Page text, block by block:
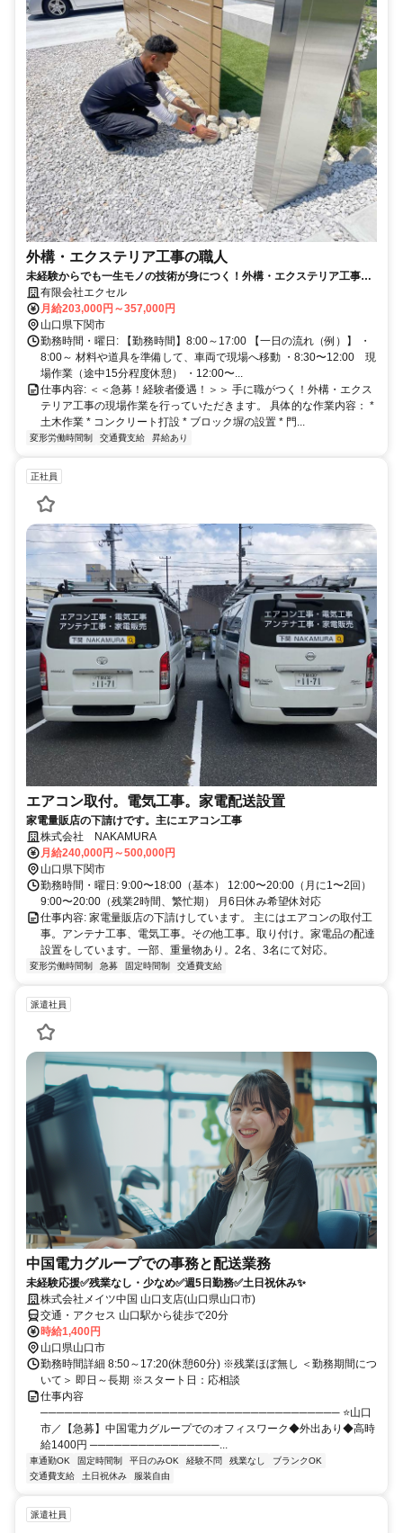
外構・エクステリア工事の職人
未経験からでも一生モノの技術が身につく！外構・エクステリア工事の
お仕事です。
有限会社エクセル
月給203,000円～357,000円
山口県下関市
勤務時間・曜日: 【勤務時間】8:00～17:00 【一日の流れ（例）】 ・
8:00～ 材料や道具を準備して、車両で現場へ移動 ・8:30〜12:00 現
場作業（途中15分程度休憩） ・12:00〜...
仕事内容: ＜＜急募！経験者優遇！＞＞ 手に職がつく！外構・エクス
テリア工事の現場作業を行っていただきます。 具体的な作業内容： *
土木作業 * コンクリート打設 * ブロック塀の設置 * 門...
変形労働時間制 交通費支給 昇給あり
正社員
エアコン取付。電気工事。家電配送設置
家電量販店の下請けです。主にエアコン工事
株式会社 NAKAMURA
月給240,000円～500,000円
山口県下関市
勤務時間・曜日: 9:00〜18:00（基本） 12:00〜20:00（月に1〜2回）
9:00〜20:00（残業2時間、繁忙期） 月6日休み希望休対応
仕事内容: 家電量販店の下請けしています。 主にはエアコンの取付工
事。アンテナ工事、電気工事。その他工事。取り付け。家電品の配達
設置をしています。一部、重量物あり。2名、3名にて対応。
変形労働時間制 急募 固定時間制 交通費支給
派遣社員
中国電力グループでの事務と配送業務
未経験応援✅残業なし・少なめ✅週5日勤務✅土日祝休み✨
株式会社メイツ中国 山口支店(山口県山口市)
交通・アクセス 山口駅から徒歩で20分
時給1,400円
山口県山口市
勤務時間詳細 8:50～17:20(休憩60分) ※残業ほぼ無し ＜勤務期間につ
いて＞ 即日～長期 ※スタート日：応相談
仕事内容
───────────────────────────────────── ⭐山口
市／【急募】中国電力グループでのオフィスワーク◆外出あり◆高時
給1400円 ────────────────...
車通勤OK 固定時間制 平日のみOK 経験不問 残業なし
ブランクOK
交通費支給
土日祝休み 服装自由
派遣社員